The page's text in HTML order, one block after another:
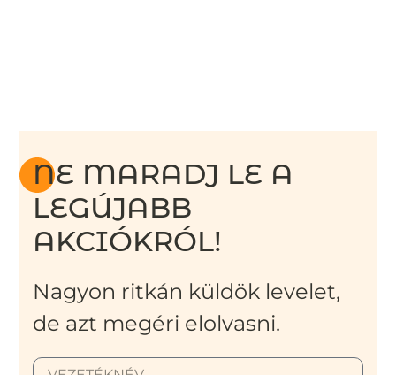
NE MARADJ LE A
LEGÚJABB
AKCIÓKRÓL!
Nagyon ritkán küldök levelet,
de azt megéri elolvasni.